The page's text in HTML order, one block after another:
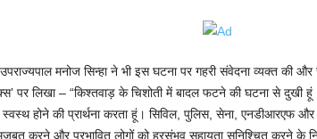
मनोज सिन्हा ने भी इस घटना पर गहरी संवेदना व्यक्त की और
पर लिखा – “किश्तवाड़ के चिशोती में बादल फटने की घटना से दुखी
होने की प्रार्थना करता हूं। सिविल, पुलिस, सेना, एनडीआरएफ
करने और प्रभावित लोगों को हरसंभव सहायता सुनिश्चित करने के